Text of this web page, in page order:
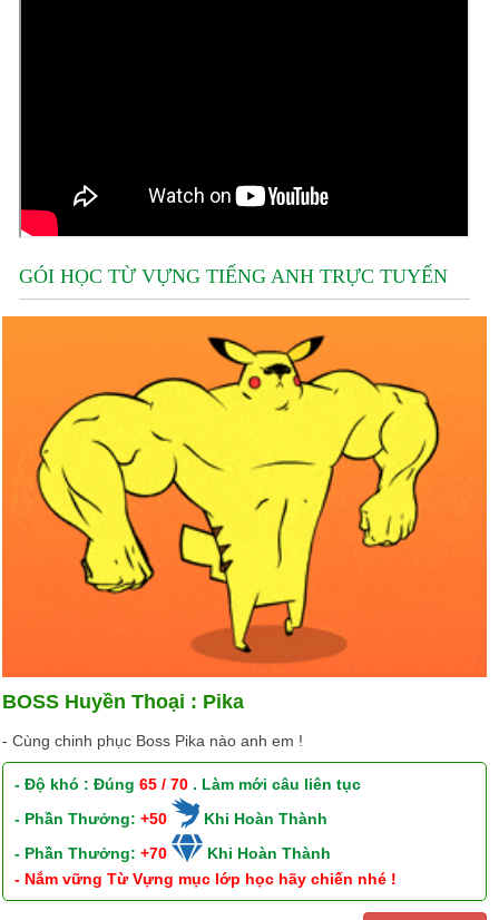
GÓI HỌC TỪ VỰNG TIẾNG ANH TRỰC TUYẾN
BOSS Huyền Thoại : Pika
- Cùng chinh phục Boss Pika nào anh em !
- Độ khó : Đúng65 / 70 . Làm mới câu liên tục
- Phần Thưởng:+50
Khi Hoàn Thành
- Phần Thưởng:+70
Khi Hoàn Thành
- Nắm vững Từ Vựng mục lớp học hãy chiến nhé !